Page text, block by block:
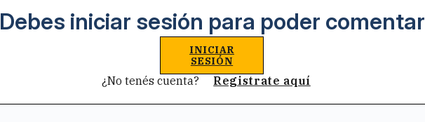
Debes iniciar sesión para poder comentar
INICIAR
SESIÓN
¿No tenés cuenta? Registrate aquí